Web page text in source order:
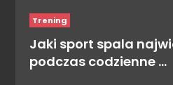
Trening
Jaki sport spala
podczas codzienne …